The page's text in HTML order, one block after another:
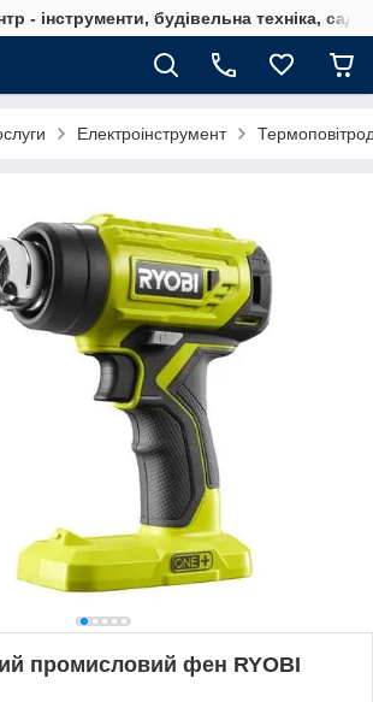
- інструменти, будівельна техніка,
Електроінструмент
промисловий фен RYOBI